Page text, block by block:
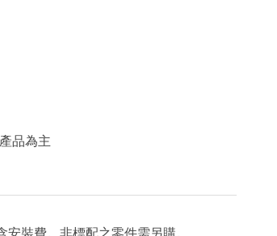
品為主
安裝費。非標配之零件需另購。